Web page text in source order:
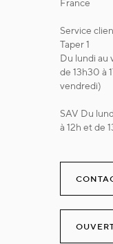
France
Service
Taper 1
Du lundi au
de 13h30 à
vendredi)
SAV Du
à 12h et de